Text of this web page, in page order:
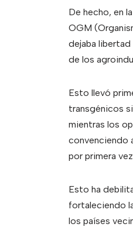
De hecho, en
OGM
dejaba libertad
de los
Esto llevó
transgénicos
mientras los
convenciendo
por primera
Esto ha
fortaleciendo
los países